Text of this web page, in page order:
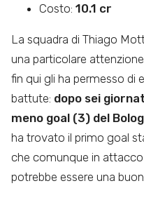
Costo: 10.1 cr
La squadra di Thiago
una particolare
fin qui gli ha permesso di
battute: dopo sei
meno goal (3) del
ha trovato il primo goal
che comunque in
potrebbe essere una